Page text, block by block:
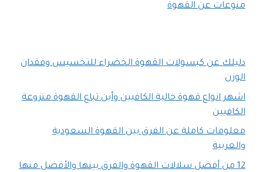
منوعات عن القهوة
دليلك عن كبسولات القهوة الخضراء للتخسيس وفقدان
الوزن
اشهر انواع قهوة خالية الكافيين وأين تباع القهوة منزوعة
الكافيين
معلومات كاملة عن الفرق بين القهوة السعودية
والعربية
12 من أفضل سلالات القهوة والفرق بينها والأفضل منها